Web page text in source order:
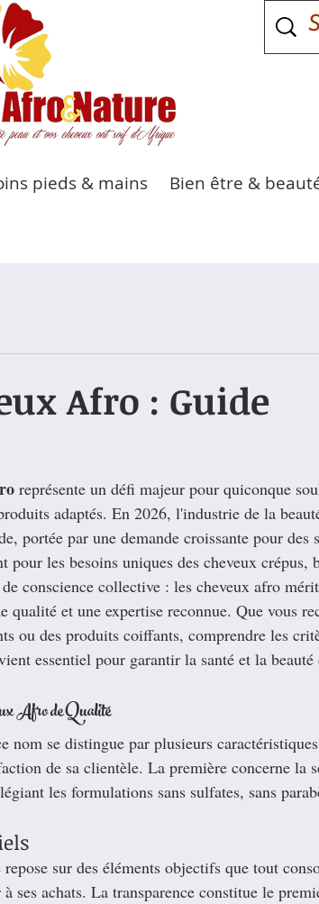
pieds & mains Bien être &
Afro : Guide
représente un défi majeur pour quiconque
adaptés. En 2026, l'industrie de la
portée par une demande croissante pour des
pour les besoins uniques des cheveux crépus,
conscience collective : les cheveux afro
et une expertise reconnue. Que vous
ou des produits coiffants, comprendre les
essentiel pour garantir la santé et la beauté
Afro de Qualité
nom se distingue par plusieurs caractéristiques
de sa clientèle. La première concerne la
les formulations sans sulfates, sans
sur des éléments objectifs que tout
ses achats. La transparence constitue le